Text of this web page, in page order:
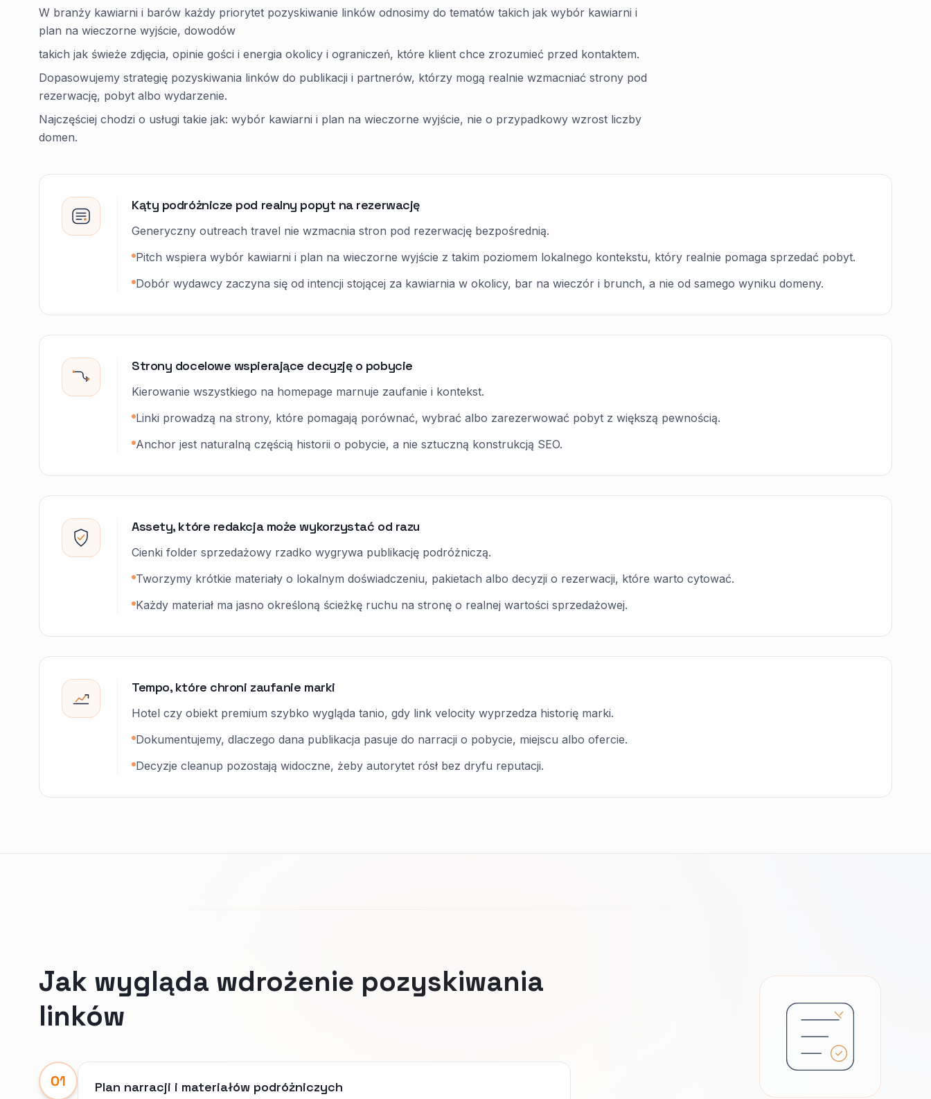
W branży kawiarni i barów każdy priorytet pozyskiwanie linków odnosimy do tematów takich jak wybór kawiarni i
plan na wieczorne wyjście, dowodów
takich jak świeże zdjęcia, opinie gości i energia okolicy i ograniczeń, które klient chce zrozumieć przed kontaktem.
Dopasowujemy strategię pozyskiwania linków do publikacji i partnerów, którzy mogą realnie wzmacniać strony pod
rezerwację, pobyt albo wydarzenie.
Najczęściej chodzi o usługi takie jak: wybór kawiarni i plan na wieczorne wyjście, nie o przypadkowy wzrost liczby
domen.
Kąty podróżnicze pod realny popyt na rezerwację
Generyczny outreach travel nie wzmacnia stron pod rezerwację bezpośrednią.
Pitch wspiera wybór kawiarni i plan na wieczorne wyjście z takim poziomem lokalnego kontekstu, który realnie pomaga sprzedać pobyt.
Dobór wydawcy zaczyna się od intencji stojącej za kawiarnia w okolicy, bar na wieczór i brunch, a nie od samego wyniku domeny.
Strony docelowe wspierające decyzję o pobycie
Kierowanie wszystkiego na homepage marnuje zaufanie i kontekst.
Linki prowadzą na strony, które pomagają porównać, wybrać albo zarezerwować pobyt z większą pewnością.
Anchor jest naturalną częścią historii o pobycie, a nie sztuczną konstrukcją SEO.
Assety, które redakcja może wykorzystać od razu
Cienki folder sprzedażowy rzadko wygrywa publikację podróżniczą.
Tworzymy krótkie materiały o lokalnym doświadczeniu, pakietach albo decyzji o rezerwacji, które warto cytować.
Każdy materiał ma jasno określoną ścieżkę ruchu na stronę o realnej wartości sprzedażowej.
Tempo, które chroni zaufanie marki
Hotel czy obiekt premium szybko wygląda tanio, gdy link velocity wyprzedza historię marki.
Dokumentujemy, dlaczego dana publikacja pasuje do narracji o pobycie, miejscu albo ofercie.
Decyzje cleanup pozostają widoczne, żeby autorytet rósł bez dryfu reputacji.
Jak wygląda wdrożenie pozyskiwania
linków
01 Plan narracji i materiałów podróżniczych